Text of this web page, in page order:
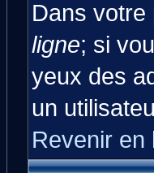
Dans
ligne; si
yeux des
un
Revenir en